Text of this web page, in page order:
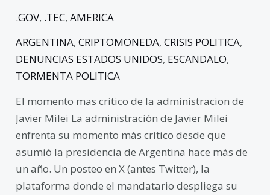
.GOV, .TEC,AMERICA
ARGENTINA,CRIPTOMONEDA,CRISIS POLITICA,
DENUNCIAS ESTADOS UNIDOS, ESCANDALO,
TORMENTA POLITICA
El momento mas critico de la administracion de
Javier Milei La administración de Javier Milei
enfrenta su momento más crítico desde que
asumió la presidencia de Argentina hace más de
un año. Un posteo en X (antes Twitter), la
plataforma donde el mandatario despliega su